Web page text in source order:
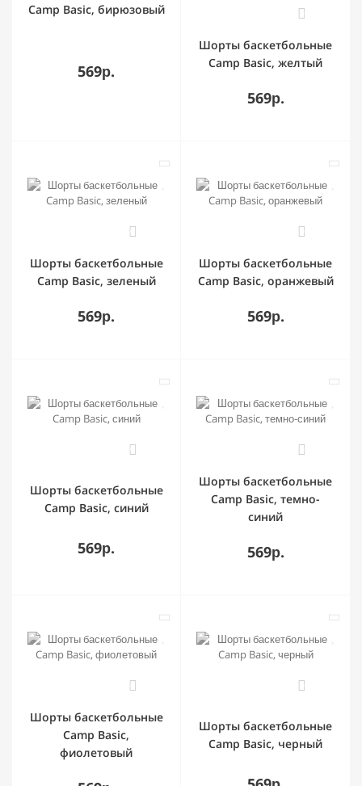
Camp Basic, бирюзовый
569р.
Шорты баскетбольные
Camp Basic, желтый
569р.
Шорты баскетбольные
Camp Basic, зеленый
569р.
Шорты баскетбольные
Camp Basic, оранжевый
569р.
Шорты баскетбольные
Camp Basic, синий
569р.
Шорты баскетбольные
Camp Basic, темно-
синий
569р.
Шорты баскетбольные
Camp Basic,
фиолетовый
Шорты баскетбольные
Camp Basic, черный